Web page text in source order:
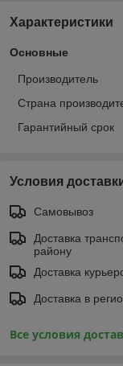
Характеристики
Основные
Производитель
Страна
Гарантийный срок
Условия
Самовывоз
Доставка
району
Доставка
Доставка в
Все условия